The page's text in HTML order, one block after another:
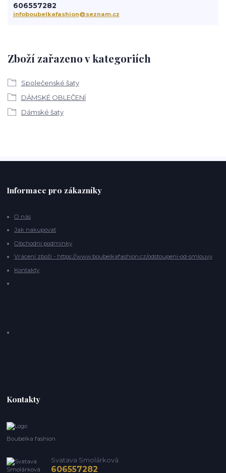
Zboží zařazeno v kategoriích
Společenské šaty
DÁMSKÉ OBLEČENÍ
Dámské šaty
606557282
infoboubelkafashion@seznam.cz
Informace pro zákazníky
O nás
Jak nakupovat
Obchodní podmínky
Vrácení zboží - https://www.boubelkafashion.cz/odstoupeni-od-smlouvy
Kontakty
Kontakty
Boubelka fashion
Svatava Smolárková
606557282